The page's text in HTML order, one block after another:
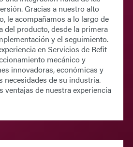
Gracias a nuestro alto
le acompañamos a lo largo de
del producto, desde la primera
y el seguimiento.
en Servicios de Refit
mecánico y
innovadoras, económicas y
necesidades de su industria.
ventajas de nuestra experiencia